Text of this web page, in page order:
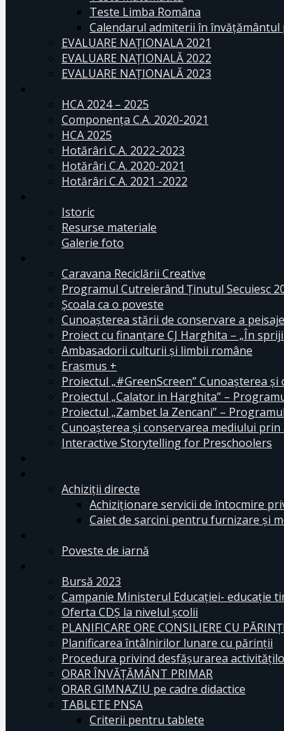
Teste Limba Româna
Calendarul admiterii în
EVALUARE NAȚIONALA 2021
EVALUARE NAŢIONALĂ 2022
EVALUARE NAŢIONALĂ 2023
HCA 2024 – 2025
Componența C.A. 2020-2021
HCA 2025
Hotărâri C.A. 2022-2023
Hotărâri C.A. 2020-2021
Hotărâri C.A. 2021 -2022
Istoric
Resurse materiale
Galerie foto
Caravana Reciclării Creative
Programul Cutreierând Ținutul Secuiesc
Școala ca o poveste
Cunoaşterea stării de conservare a
Proiect cu finanţare CJ Harghita – „În
Ambasadorii culturii și limbii române
Erasmus +
Proiectul „#GreenScreen” Cunoașterea
Proiectul „Calator in Harghita” –
Proiectul „Zambet la Zencani” –
Cunoașterea și conservarea mediului
Interactive Storytelling for Preschoolers
Achiziții directe
Achiziționare servicii de întocmire
Caiet de sarcini pentru furnizare și
Poveste de iarnă
Bursă 2023
Campanie Ministerul Educației- educație
Oferta CDŞ la nivelul şcolii
PLANIFICARE ORE CONSILIERE CU
Planificarea întâlnirilor lunare cu părinții
Procedura privind desfășurarea
ORAR ÎNVĂȚĂMÂNT PRIMAR
ORAR GIMNAZIU pe cadre didactice
TABLETE PNSA
Criterii pentru tablete